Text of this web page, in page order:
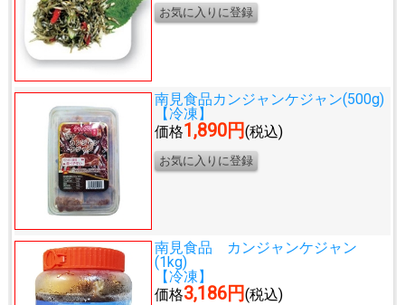
南見食品カンジャンケジャン(500g)
【冷凍】
価格1,890円(税込)
南見食品 カンジャンケジャン
(1kg)
【冷凍】
価格3,186円(税込)